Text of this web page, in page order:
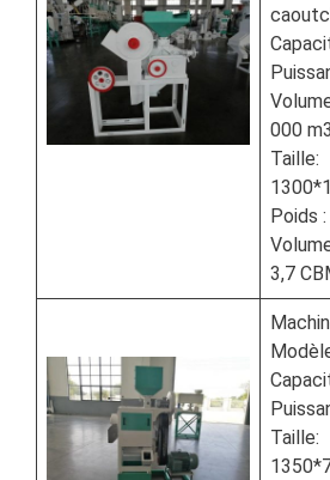
000
Taille:
Poids
3,7
Taille: